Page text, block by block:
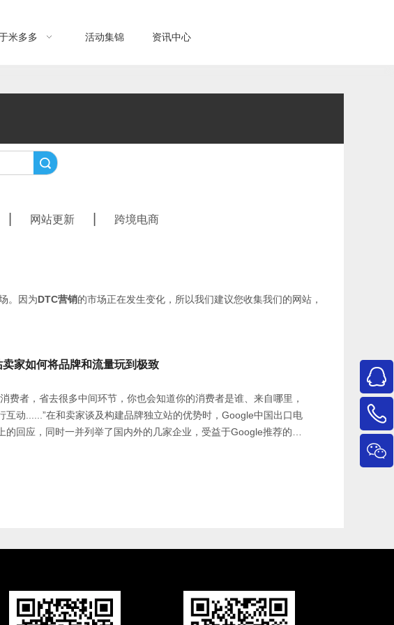
米多多 活动集锦 资讯中心
网站更新 跨境电商
。因为DTC营销的市场正在发生变化，所以我们建议您收集我们的网站，
家如何将品牌和流量玩到极致
费者，省去很多中间环节，你也会知道你的消费者是谁、来自哪里，
互动......”在和卖家谈及构建品牌独立站的优势时，Google中国出口电
的回应，同时一并列举了国内外的几家企业，受益于Google推荐的品
；在鞋子品类中，占有15%的市场份额；在床垫品类中，占有20%的
曾在两年内，获得过一亿美金